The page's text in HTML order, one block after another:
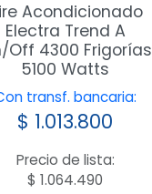
Acondicionado
Electra Trend A
Off 4300 Frigorías
5100 Watts
transf. bancaria:
$ 1.013.800
Precio de lista:
$ 1.064.490